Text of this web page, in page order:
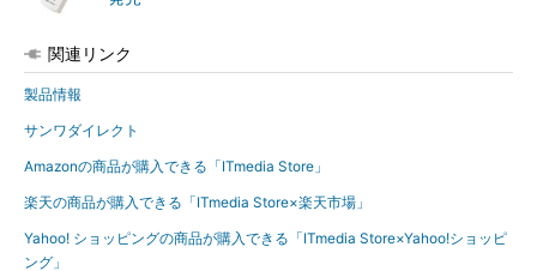
関連リンク
製品情報
サンワダイレクト
Amazonの商品が購入できる「ITmedia Store」
楽天の商品が購入できる「ITmedia Store×楽天市場」
Yahoo! ショッピングの商品が購入できる「ITmedia Store×Yahoo!ショッピ
ング」